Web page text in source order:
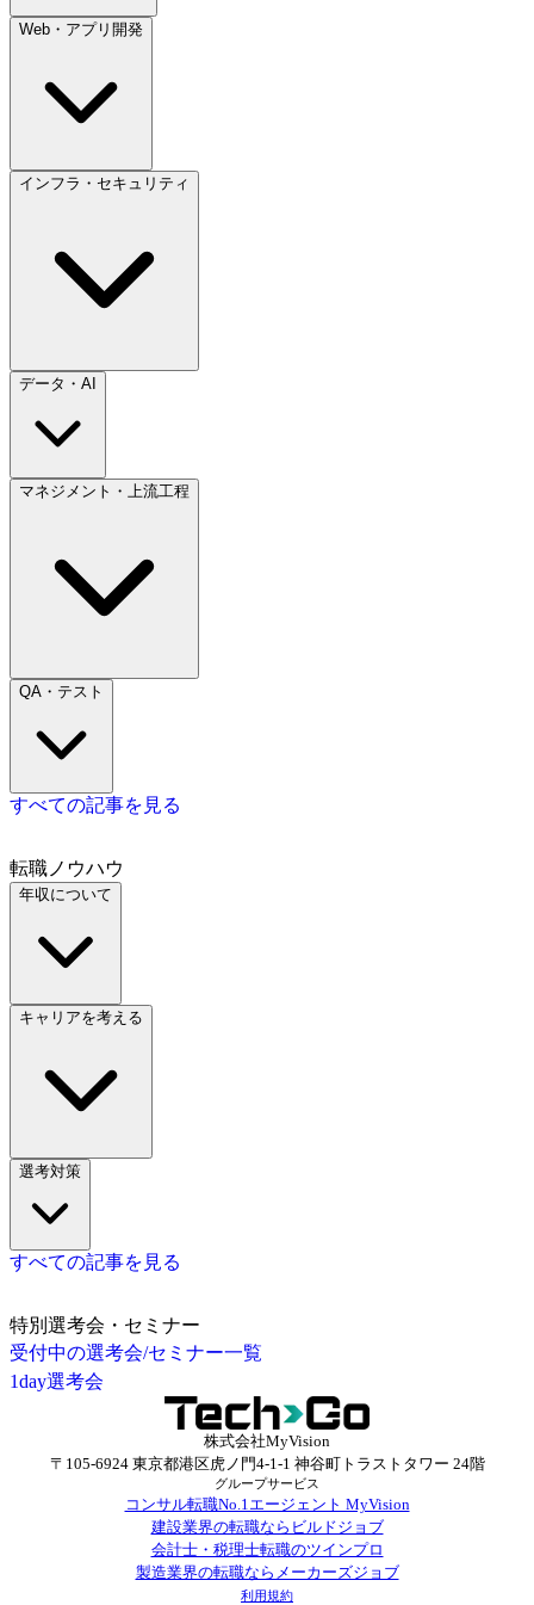
Web・アプリ開発
インフラ・セキュリティ
データ・AI
マネジメント・上流工程
QA・テスト
すべての記事を見る
転職ノウハウ
年収について
キャリアを考える
選考対策
すべての記事を見る
特別選考会・セミナー
受付中の選考会/セミナー一覧
1day選考会
株式会社MyVision
〒105-6924 東京都港区虎ノ門4-1-1 神谷町トラストタワー 24階
グループサービス
コンサル転職No.1エージェント MyVision
建設業界の転職ならビルドジョブ
会計士・税理士転職のツインプロ
製造業界の転職ならメーカーズジョブ
利用規約